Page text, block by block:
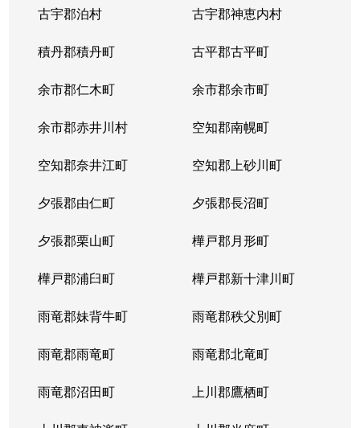
古宇郡泊村 古宇郡神恵内村
積丹郡積丹町 古平郡古平町
余市郡仁木町 余市郡余市町
余市郡赤井川村 空知郡南幌町
空知郡奈井江町 空知郡上砂川町
夕張郡由仁町 夕張郡長沼町
夕張郡栗山町 樺戸郡月形町
樺戸郡浦臼町 樺戸郡新十津川町
雨竜郡妹背牛町 雨竜郡秩父別町
雨竜郡雨竜町 雨竜郡北竜町
雨竜郡沼田町 上川郡鷹栖町